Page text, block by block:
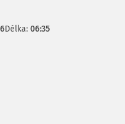
Délka: 06:35